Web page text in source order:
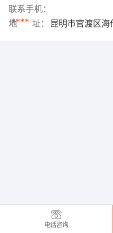
联系手机：
****
地 址： 昆明市官渡区海
电话咨询